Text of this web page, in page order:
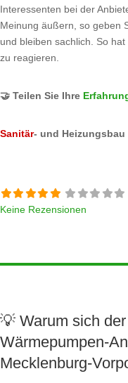
Interessenten bei der
Meinung äußern, so geben
und bleiben sachlich. So
zu reagieren.
🤝 Teilen Sie Ihre
Sanitär- und Heizungsbau
Keine Rezensionen
💡 Warum sich
Wärmepumpen-
Mecklenburg-